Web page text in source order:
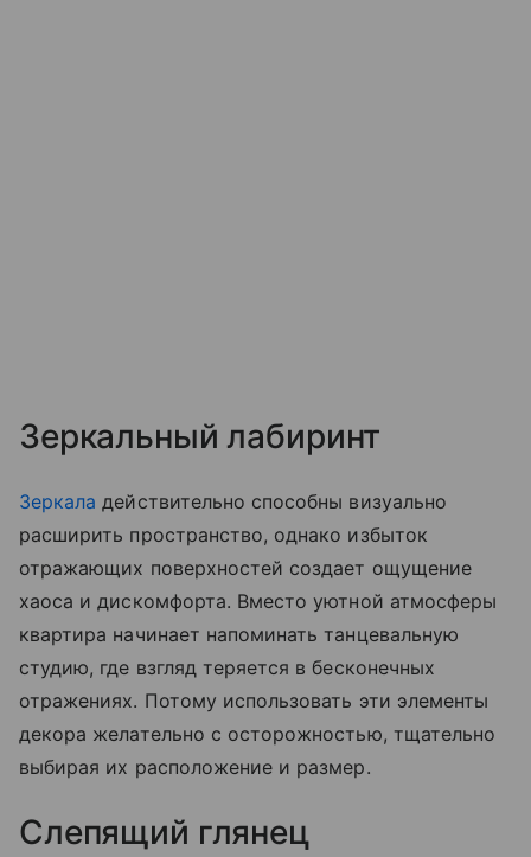
Зеркальный лабиринт
Зеркала действительно способны визуально
расширить пространство, однако избыток
отражающих поверхностей создает ощущение
хаоса и дискомфорта. Вместо уютной атмосферы
квартира начинает напоминать танцевальную
студию, где взгляд теряется в бесконечных
отражениях. Потому использовать эти элементы
декора желательно с осторожностью, тщательно
выбирая их расположение и размер.
Слепящий глянец